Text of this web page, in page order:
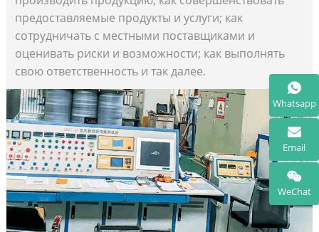
предоставляемые продукты и услуги; как
сотрудничать с местными поставщиками и
оценивать риски и возможности; как выполнять
свою ответственность и так далее.
Whatsapp
Email
WeChat